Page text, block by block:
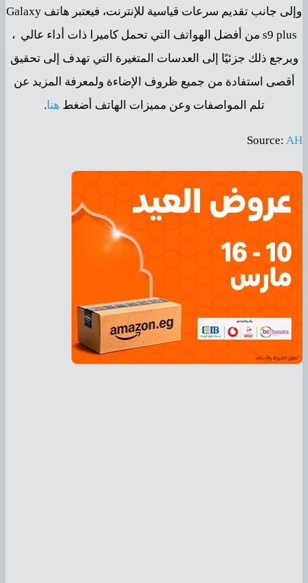
وإلى جانب تقديم سرعات قياسية للإنترنت، فيعتبر هاتف Galaxy
s9 plus من أفضل الهواتف التي تحمل كاميرا ذات أداء عالي ،
ويرجع ذلك جزئيًا إلى العدسات المتغيرة التي تهدف إلى تحقيق
أقصى استفادة من جميع ظروف الإضاءة ولمعرفة المزيد عن
تلم المواصفات وعن مميزات الهاتف أضغط هنا.
Source: AH